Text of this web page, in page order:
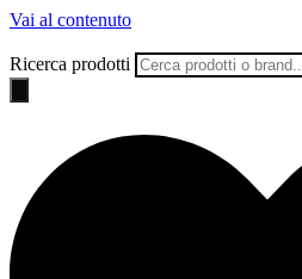
Vai al contenuto
Ricerca prodotti